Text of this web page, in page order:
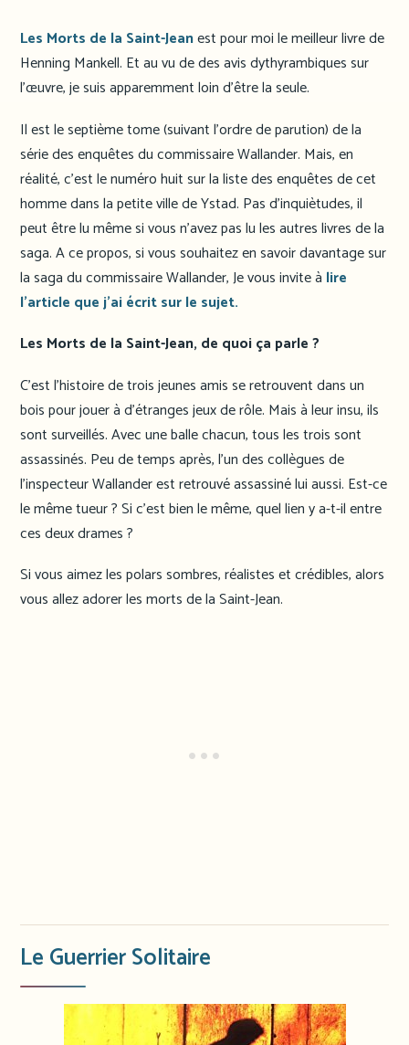
Les Morts de la Saint-Jeanest pour moi le meilleur livre de
Henning Mankell. Et au vu de des avis dythyrambiques sur
l’œuvre, je suis apparemment loin d’être la seule.
Il est le septième tome (suivant l’ordre de parution) de la
série des enquêtes du commissaire Wallander. Mais, en
réalité, c’est le numéro huit sur la liste des enquêtes de cet
homme dans la petite ville de Ystad. Pas d’inquiètudes, il
peut être lu même si vous n’avez pas lu les autres livres de la
saga. A ce propos, si vous souhaitez en savoir davantage sur
la saga du commissaire Wallander, Je vous invite à lire
l’article que j’ai écrit sur le sujet.
Les Morts de la Saint-Jean, de quoi ça parle ?
C’est l’histoire de trois jeunes amis se retrouvent dans un
bois pour jouer à d’étranges jeux de rôle. Mais à leur insu, ils
sont surveillés. Avec une balle chacun, tous les trois sont
assassinés. Peu de temps après, l’un des collègues de
l’inspecteur Wallander est retrouvé assassiné lui aussi. Est-ce
le même tueur ? Si c’est bien le même, quel lien y a-t-il entre
ces deux drames ?
Si vous aimez les polars sombres, réalistes et crédibles, alors
vous allez adorer les morts de la Saint-Jean.
Le Guerrier Solitaire